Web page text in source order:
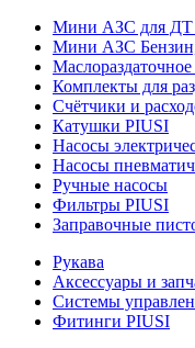
Мини АЗС для ДТ
Мини АЗС
Комплекты для
Счётчики и
Катушки PIUSI
Насосы
Насосы
Ручные насосы
Фильтры PIUSI
Заправочные
Рукава
Аксессуары и
Системы
Фитинги PIUSI